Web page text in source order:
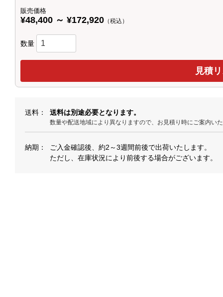
販売価格
¥48,400 ～ ¥172,920 （税込）
数量
送料 送料は別途必要となります。
数量や配送地域により異なりますので、お見積り時にご案内い
納期
ご入金確認後、約2～3週間前後で出荷いたします。
ただし、在庫状況により前後する場合がございます。